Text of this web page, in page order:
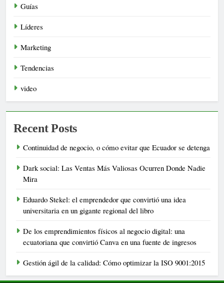
Guías
Líderes
Marketing
Tendencias
video
Recent Posts
Continuidad de negocio, o cómo evitar que Ecuador se detenga
Dark social: Las Ventas Más Valiosas Ocurren Donde Nadie
Mira
Eduardo Stekel: el emprendedor que convirtió una idea
universitaria en un gigante regional del libro
De los emprendimientos físicos al negocio digital: una
ecuatoriana que convirtió Canva en una fuente de ingresos
Gestión ágil de la calidad: Cómo optimizar la ISO 9001:2015